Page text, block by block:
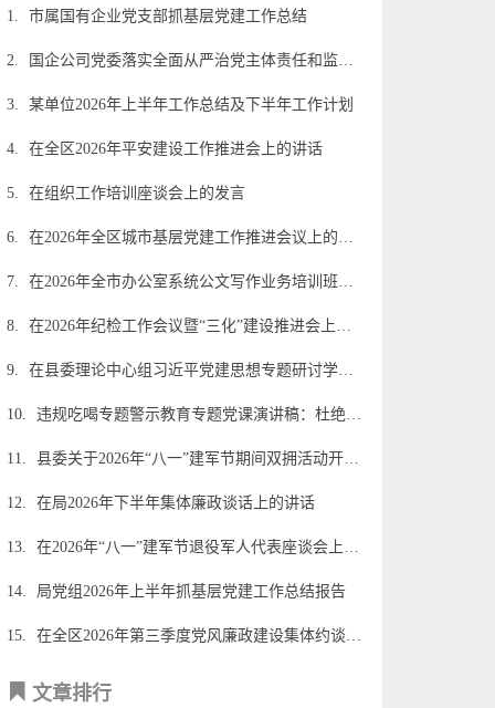
1. 市属国有企业党支部抓基层党建工作总结
2. 国企公司党委落实全面从严治党主体责任和监督责任情况报告
3. 某单位2026年上半年工作总结及下半年工作计划
4. 在全区2026年平安建设工作推进会上的讲话
5. 在组织工作培训座谈会上的发言
6. 在2026年全区城市基层党建工作推进会议上的讲话
7. 在2026年全市办公室系统公文写作业务培训班上的讲授提纲
8. 在2026年纪检工作会议暨“三化”建设推进会上的讲话
9. 在县委理论中心组习近平党建思想专题研讨学习会上的发言材料汇编5篇
10. 违规吃喝专题警示教育专题党课演讲稿：杜绝“舌尖上的腐败”敲响清正廉洁警钟
11. 县委关于2026年“八一”建军节期间双拥活动开展情况的总结
12. 在局2026年下半年集体廉政谈话上的讲话
13. 在2026年“八一”建军节退役军人代表座谈会上的讲话
14. 局党组2026年上半年抓基层党建工作总结报告
15. 在全区2026年第三季度党风廉政建设集体约谈暨警示教育的讲话
文章排行